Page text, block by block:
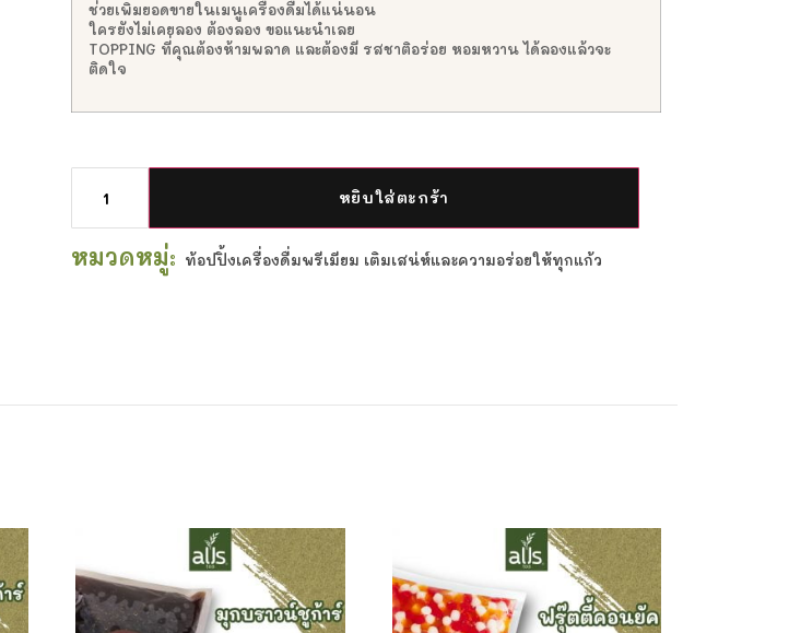
ช่วยเพิ่มยอดขายในเมนูเครื่องดื่มได้แน่นอน
ใครยังไม่เคยลอง ต้องลอง ขอแนะนำเลย
TOPPING ที่คุณต้องห้ามพลาด และต้องมี รสชาติอร่อย หอมหวาน ได้ลองแล้วจะ
ติดใจ
หยิบใส่ตะกร้า
หมวดหมู่: ท้อปปิ้งเครื่องดื่มพรีเมียม เติมเสน่ห์และความอร่อยให้ทุกแก้ว